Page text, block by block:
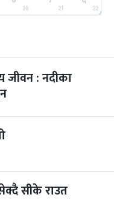
७ महिना बाँकी
20 21 22
जीवन : नदीका
सीके राउत